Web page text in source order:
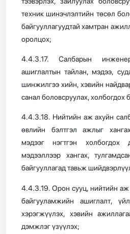
техник шинэчлэлтийн төсөл
байгууллагуудтай хамтран
оролцох;
4.4.3.17. Салбарын
ашиглалтын тайлан, мэдээ,
шинжилгээ хийн, хэвийн
санал боловсруулах, холбогдох
4.4.3.18. Нийтийн аж ахуйн
өвлийн бэлтгэл ажлыг
мэдээг нэгтгэн холбогдох
мэдээллээр хангах,
байгууллагад тавьж
4.4.3.19. Орон сууц, нийтийн аж
байгууламжийн ашиглалт,
хэрэгжүүлэх, хэвийн
дэмжлэг үзүүлэх;